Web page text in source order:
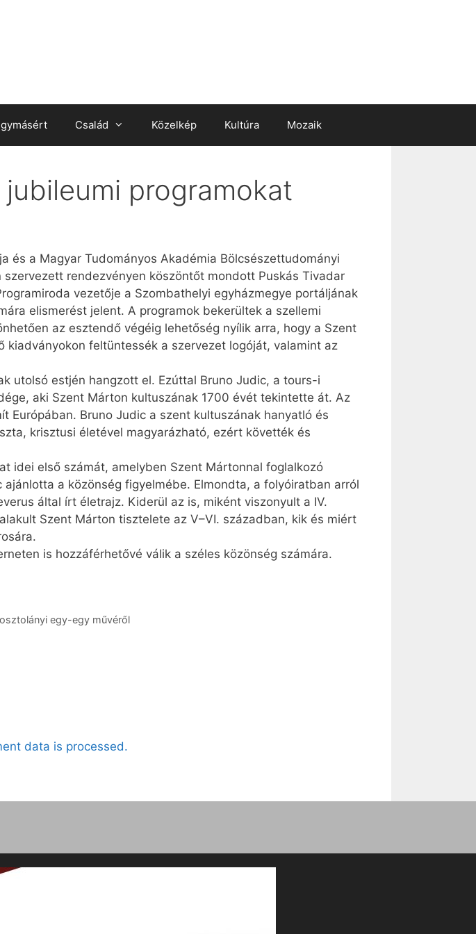
Család Közelkép Kultúra Mozaik
programokat
és a Magyar Tudományos Akadémia Bölcsészettudományi
rendezvényen köszöntőt mondott Puskás Tivadar
vezetője a Szombathelyi egyházmegye portáljának
elismerést jelent. A programok bekerültek a szellemi
az esztendő végéig lehetőség nyílik arra, hogy a Szent
feltüntessék a szervezet logóját, valamint az
utolsó estjén hangzott el. Ezúttal Bruno Judic, a tours-i
aki Szent Márton kultuszának 1700 évét tekintette át. Az
Bruno Judic a szent kultuszának hanyatló és
krisztusi életével magyarázható, ezért követték és
idei első számát, amelyben Szent Mártonnal foglalkozó
a közönség figyelmébe. Elmondta, a folyóiratban arról
által írt életrajz. Kiderül az is, miként viszonyult a IV.
Szent Márton tisztelete az V–VI. században, kik és miért
is hozzáférhetővé válik a széles közönség számára.
egy-egy művéről
data is processed.